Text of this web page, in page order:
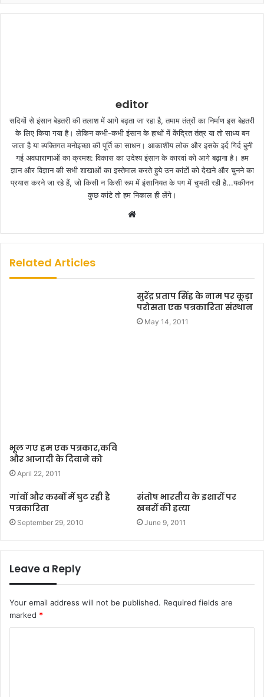
editor
सदियों से इंसान बेहतरी की तलाश में आगे बढ़ता जा रहा है, तमाम तंत्रों का निर्माण इस बेहतरी
के लिए किया गया है। लेकिन कभी-कभी इंसान के हाथों में केंद्रित तंत्र या तो साध्य बन
जाता है या व्यक्तिगत मनोइच्छा की पूर्ति का साधन। आकाशीय लोक और इसके इर्द गिर्द बुनी
गई अवधाराणाओं का क्रमश: विकास का उदेश्य इंसान के कारवां को आगे बढ़ाना है। हम
ज्ञान और विज्ञान की सभी शाखाओं का इस्तेमाल करते हुये उन कांटों को देखने और चुनने का
प्रयास करने जा रहे हैं, जो किसी न किसी रूप में इंसानियत के पग में चुभती रही है...यकीनन
कुछ कांटे तो हम निकाल ही लेंगे।
b
e
Related Articles
भूल गए हम एक पत्रकार,कवि
और आजादी के दिवाने को
April 22, 2011
सुरेंद्र प्रताप सिंह के नाम पर कूड़ा
परोसता एक पत्रकारिता संस्थान
May 14, 2011
गांवों और कस्बों में घुट रही है
पत्रकारिता
September 29, 2010
संतोष भारतीय के इशारों पर
खबरों की हत्या
June 9, 2011
Leave a Reply
Your email address will not be published. Required fields are
marked *